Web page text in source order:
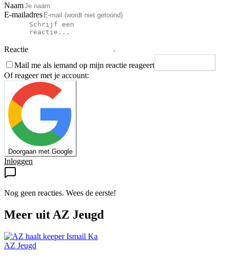
Naam
E-mailadres
Reactie
Mail me als iemand op mijn reactie reageert
Of reageer met je account:
Doorgaan met Google
Inloggen
Nog geen reacties. Wees de eerste!
Meer uit AZ Jeugd
AZ Jeugd